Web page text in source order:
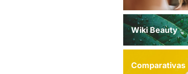
Wiki Beauty
Comparativas